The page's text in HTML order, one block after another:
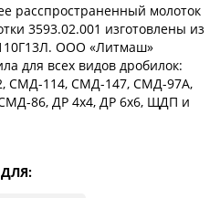
расспространенный молоток
3593.02.001 изготовлены из
ООО «Литмаш»
для всех видов дробилок:
СМД-114, СМД-147, СМД-97А,
86, ДР 4х4, ДР 6х6, ЩДП и